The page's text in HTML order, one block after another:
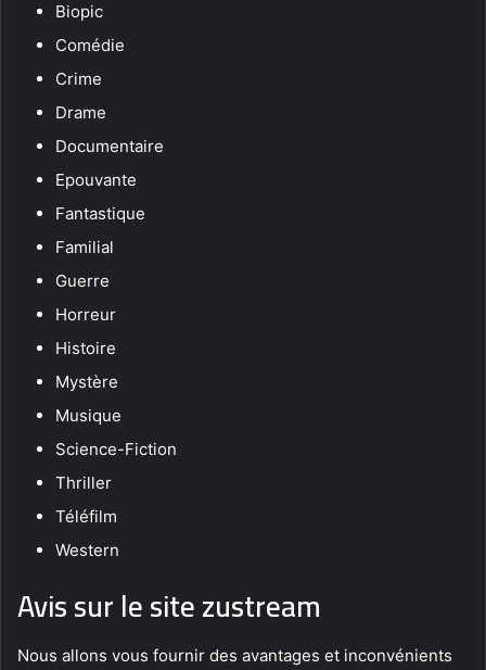
Biopic
Comédie
Crime
Drame
Documentaire
Epouvante
Fantastique
Familial
Guerre
Horreur
Histoire
Mystère
Musique
Science-Fiction
Thriller
Téléfilm
Western
Avis sur le site zustream
Nous allons vous fournir des avantages et inconvénients